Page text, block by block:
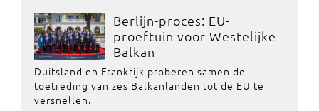
Berlijn-proces: EU-
proeftuin voor Westelijke
Balkan
Duitsland en Frankrijk proberen samen de
toetreding van zes Balkanlanden tot de EU te
versnellen.